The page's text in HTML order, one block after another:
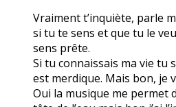
Vraiment t’inquiète, parle
si tu te sens et que tu le
sens prête.
Si tu connaissais ma vie tu
est merdique. Mais bon, je
Oui la musique me permet